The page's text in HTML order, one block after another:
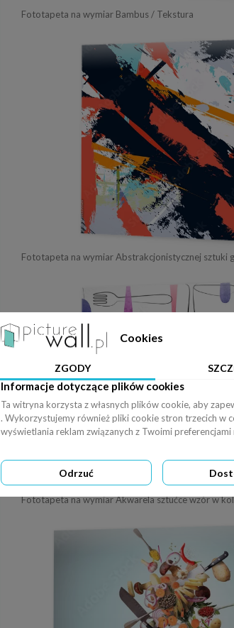
Fototapeta na wymiar Bambus / Tekstura
Cookies
ZGODY
Informacje dotyczące plików cookies
Ta witryna korzysta z własnych plików cookie, aby
. Wykorzystujemy również pliki cookie stron trzecich w
wyświetlania reklam związanych z Twoimi
Odrzuć